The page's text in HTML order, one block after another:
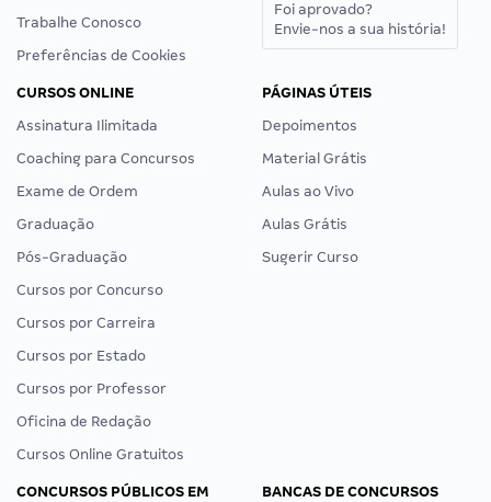
Trabalhe Conosco
Preferências de Cookies
Foi aprovado?
Envie-nos a sua história!
CURSOS ONLINE
Assinatura Ilimitada
Coaching para Concursos
Exame de Ordem
Graduação
Pós-Graduação
Cursos por Concurso
Cursos por Carreira
Cursos por Estado
Cursos por Professor
Oficina de Redação
Cursos Online Gratuitos
PÁGINAS ÚTEIS
Depoimentos
Material Grátis
Aulas ao Vivo
Aulas Grátis
Sugerir Curso
CONCURSOS PÚBLICOS EM
BANCAS DE CONCURSOS